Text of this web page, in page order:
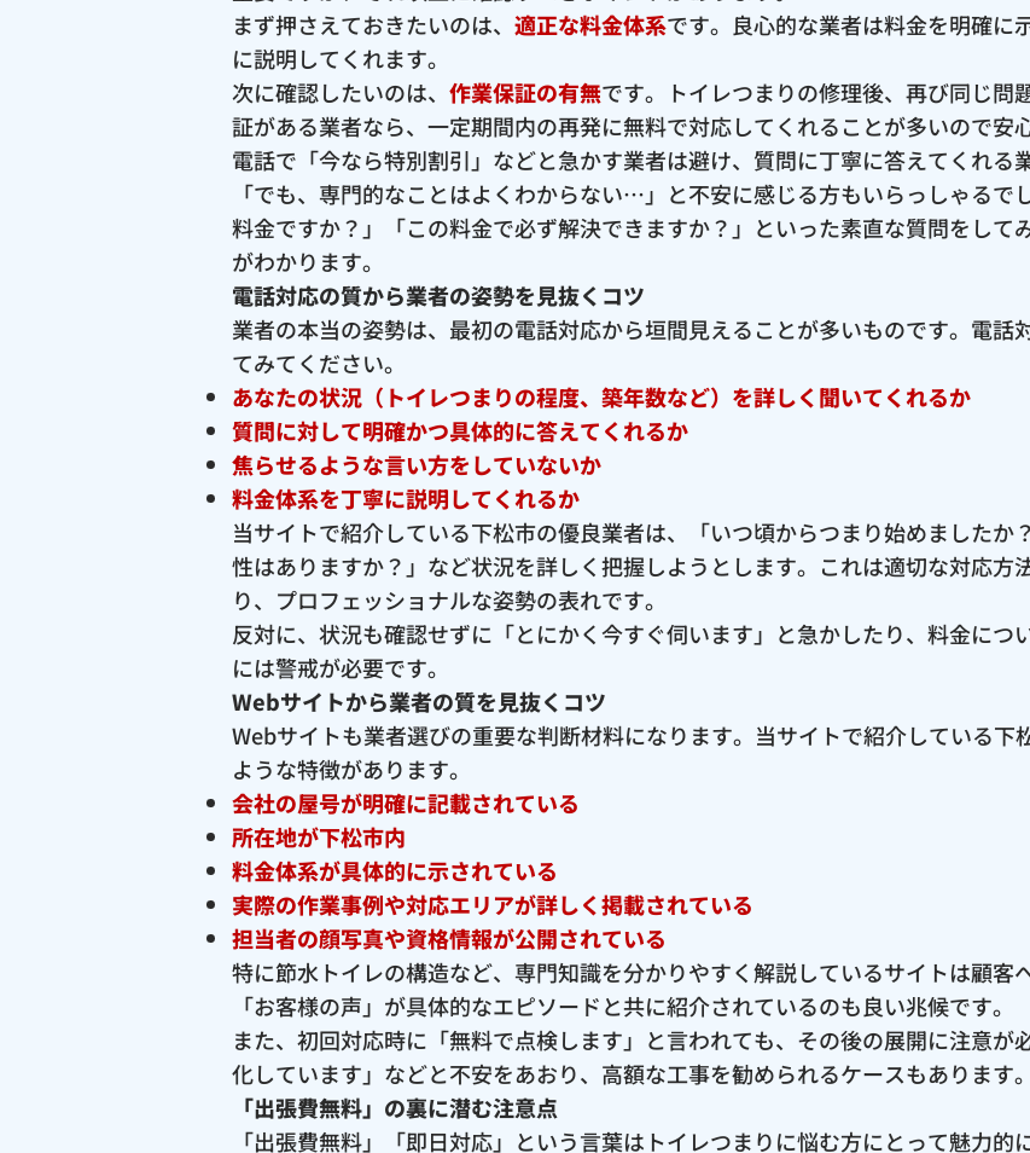
まず押さえておきたいのは、 適正な料金体系です。良心的な業者は料金を明確に
に説明してくれます。
次に確認したいのは、 作業保証の有無です。トイレつまりの修理後、再び同じ問
証がある業者なら、一定期間内の再発に無料で対応してくれることが多いので安
電話で「今なら特別割引」などと急かす業者は避け、質問に丁寧に答えてくれる
「でも、専門的なことはよくわからない…」と不安に感じる方もいらっしゃるで
料金ですか？」「この料金で必ず解決できますか？」といった素直な質問をして
がわかります。
電話対応の質から業者の姿勢を見抜くコツ
業者の本当の姿勢は、最初の電話対応から垣間見えることが多いものです。電話
てみてください。
あなたの状況（トイレつまりの程度、築年数など）を詳しく聞いてくれるか
質問に対して明確かつ具体的に答えてくれるか
焦らせるような言い方をしていないか
料金体系を丁寧に説明してくれるか
当サイトで紹介している下松市の優良業者は、「いつ頃からつまり始めましたか
性はありますか？」など状況を詳しく把握しようとします。これは適切な対応方
り、プロフェッショナルな姿勢の表れです。
反対に、状況も確認せずに「とにかく今すぐ伺います」と急かしたり、料金につ
には警戒が必要です。
Webサイトから業者の質を見抜くコツ
Webサイトも業者選びの重要な判断材料になります。当サイトで紹介している下
ような特徴があります。
会社の屋号が明確に記載されている
所在地が下松市内
料金体系が具体的に示されている
実際の作業事例や対応エリアが詳しく掲載されている
担当者の顔写真や資格情報が公開されている
特に節水トイレの構造など、専門知識を分かりやすく解説しているサイトは顧客
「お客様の声」が具体的なエピソードと共に紹介されているのも良い兆候です。
また、初回対応時に「無料で点検します」と言われても、その後の展開に注意が
化しています」などと不安をあおり、高額な工事を勧められるケースもあります。
「出張費無料」の裏に潜む注意点
「出張費無料」「即日対応」という言葉はトイレつまりに悩む方にとって魅力